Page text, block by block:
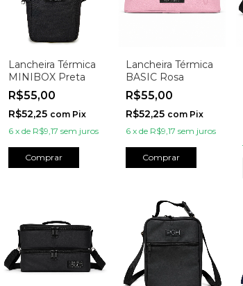
Lancheira Térmica
MINIBOX Preta
R$55,00
R$52,25 com Pix
6 x de R$9,17 sem juros
Comprar
Lancheira Térmica
BASIC Rosa
R$55,00
R$52,25 com Pix
6 x de R$9,17 sem juros
Comprar